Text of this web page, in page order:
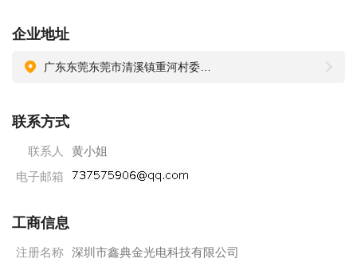
品质输出，公司先后通过IATFI16949、ISO9001、
OHSAS18000、ISO14000、ISO22301及国军标等体系认证，
业综合实力，逐渐形成了“精密五金配件”和“异金属材料”双轮驱
动的业务布局。
企业地址
联系方式
联系人
黄小姐
电子邮箱
工商信息
注册名称 深圳市鑫典金光电科技有限公司